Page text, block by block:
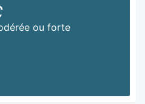
ou forte